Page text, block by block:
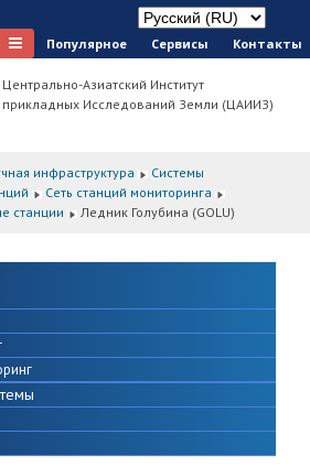
Популярное Сервисы Контакты
Центрально-Азиатский Институт
прикладных Исследований Земли (ЦАИИЗ)
инфраструктура
Системы
Сеть станций мониторинга
станции
Ледник Голубина (GOLU)